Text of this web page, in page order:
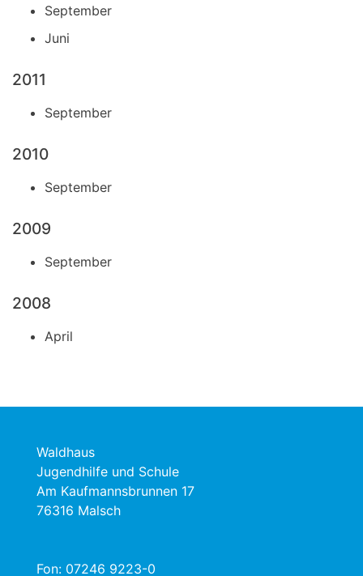
September
Juni
2011
September
2010
September
2009
September
2008
April
Waldhaus
Jugendhilfe und Schule
Am Kaufmannsbrunnen 17
76316 Malsch
Fon: 07246 9223-0